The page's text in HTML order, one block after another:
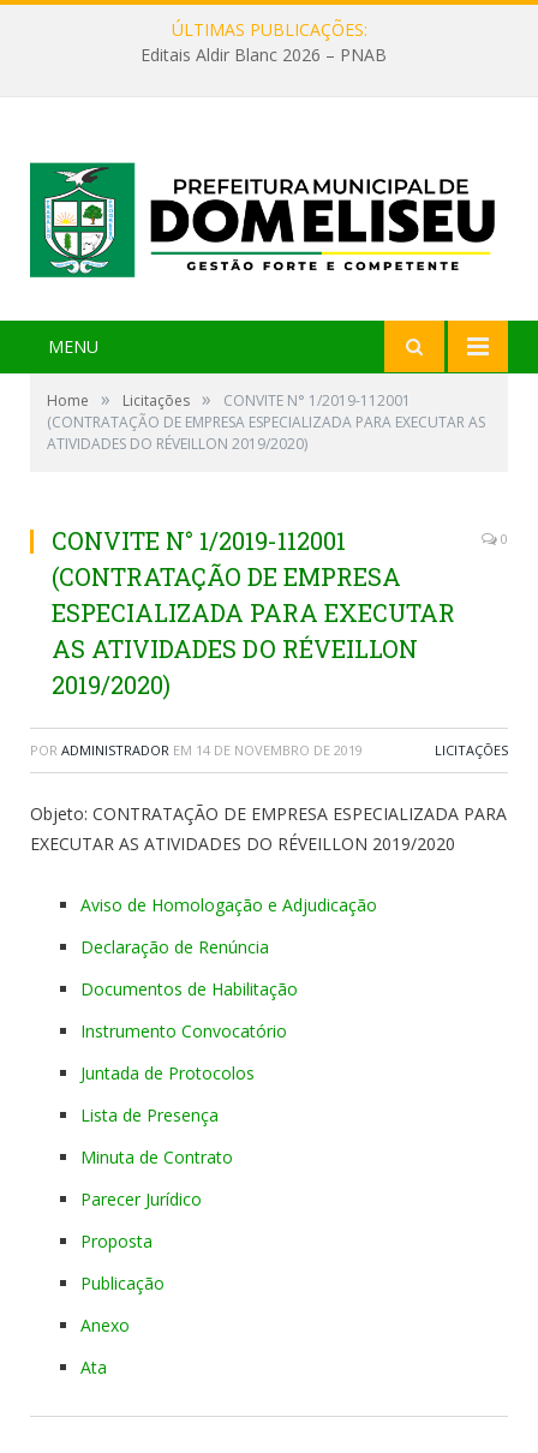
ÚLTIMAS PUBLICAÇÕES:
Editais Aldir Blanc 2026 – PNAB
MENU
Home » Licitações »
CONVITE N° 1/2019-112001
(CONTRATAÇÃO DE EMPRESA ESPECIALIZADA PARA EXECUTAR AS
ATIVIDADES DO RÉVEILLON 2019/2020)
CONVITE N° 1/2019-112001
(CONTRATAÇÃO DE EMPRESA
ESPECIALIZADA PARA EXECUTAR
AS ATIVIDADES DO RÉVEILLON
2019/2020)
0
POR ADMINISTRADOR EM 14 DE NOVEMBRO DE 2019 LICITAÇÕES
Objeto: CONTRATAÇÃO DE EMPRESA ESPECIALIZADA PARA
EXECUTAR AS ATIVIDADES DO RÉVEILLON 2019/2020
Aviso de Homologação e Adjudicação
Declaração de Renúncia
Documentos de Habilitação
Instrumento Convocatório
Juntada de Protocolos
Lista de Presença
Minuta de Contrato
Parecer Jurídico
Proposta
Publicação
Anexo
Ata